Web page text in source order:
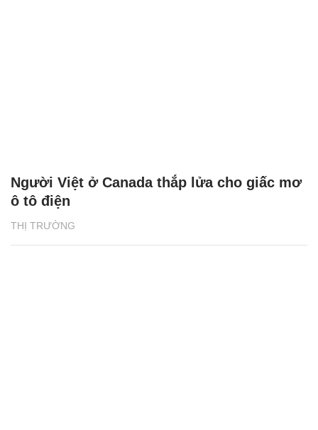
THỊ TRƯỜNG
Người Việt ở Canada thắp lửa cho giấc mơ
ô tô điện